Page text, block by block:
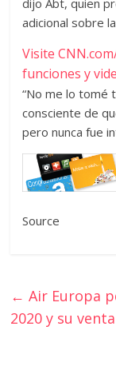
adicional sobre
Visite
funciones y
“No me lo tomé
consciente de
pero nunca fue
Source
← Air Europa
2020 y su